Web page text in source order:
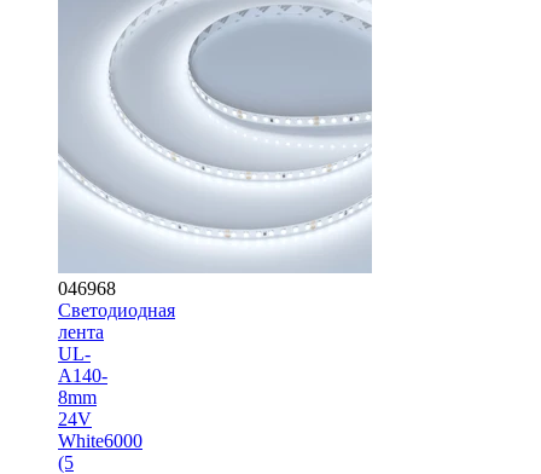
046968
Светодиодная
лента
UL-
A140-
8mm
24V
White6000
(5